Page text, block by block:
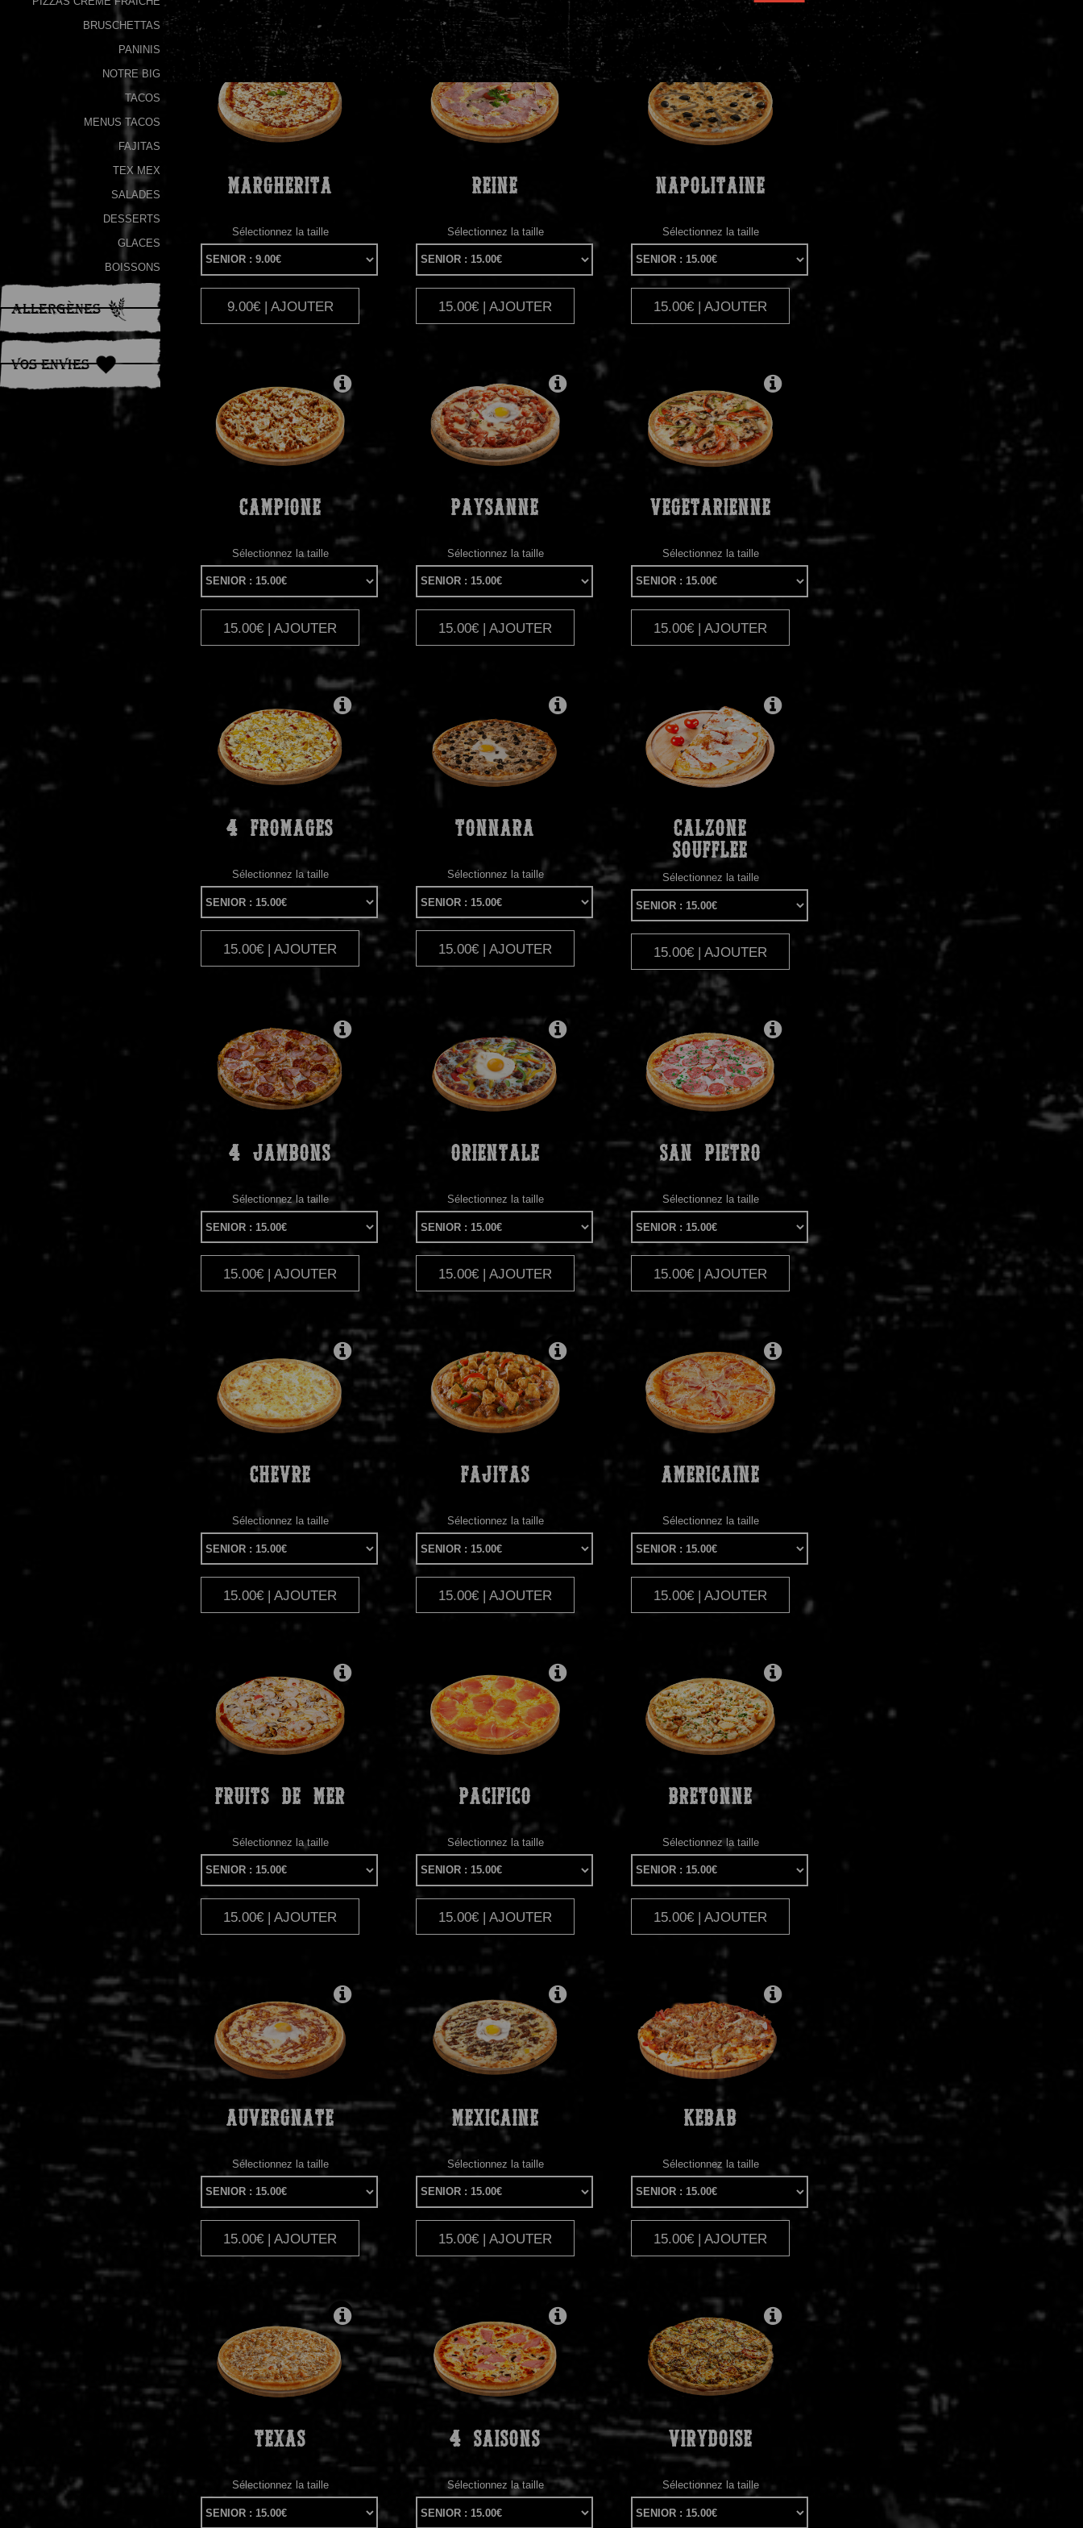
Programme
Fidélité
Avis
Zones
de
Livraison
BRUSCHETTAS
PANINIS
NOTRE BIG
TACOS
MENUS TACOS
FAJITAS
TEX MEX
SALADES
DESSERTS
GLACES
BOISSONS
Allergènes
Vos Envies
MARGHERITA
Sélectionnez la taille
|
9.00€ | AJOUTER
REINE
Sélectionnez la taille
|
15.00€ | AJOUTER
NAPOLITAINE
Sélectionnez la taille
|
15.00€ | AJOUTER
CAMPIONE
Sélectionnez la taille
|
15.00€ | AJOUTER
PAYSANNE
Sélectionnez la taille
|
15.00€ | AJOUTER
VEGETARIENNE
Sélectionnez la taille
|
15.00€ | AJOUTER
4 FROMAGES
Sélectionnez la taille
|
15.00€ | AJOUTER
TONNARA
Sélectionnez la taille
|
15.00€ | AJOUTER
CALZONE
SOUFFLEE
Sélectionnez la taille
|
15.00€ | AJOUTER
4 JAMBONS
Sélectionnez la taille
|
15.00€ | AJOUTER
ORIENTALE
Sélectionnez la taille
|
15.00€ | AJOUTER
SAN PIETRO
Sélectionnez la taille
|
15.00€ | AJOUTER
CHEVRE
Sélectionnez la taille
|
15.00€ | AJOUTER
FAJITAS
Sélectionnez la taille
|
15.00€ | AJOUTER
AMERICAINE
Sélectionnez la taille
|
15.00€ | AJOUTER
FRUITS DE MER
Sélectionnez la taille
|
15.00€ | AJOUTER
PACIFICO
Sélectionnez la taille
|
15.00€ | AJOUTER
BRETONNE
Sélectionnez la taille
|
15.00€ | AJOUTER
AUVERGNATE
Sélectionnez la taille
|
15.00€ | AJOUTER
MEXICAINE
Sélectionnez la taille
|
15.00€ | AJOUTER
KEBAB
Sélectionnez la taille
|
15.00€ | AJOUTER
TEXAS
Sélectionnez la taille
4 SAISONS
Sélectionnez la taille
VIRYDOISE
Sélectionnez la taille